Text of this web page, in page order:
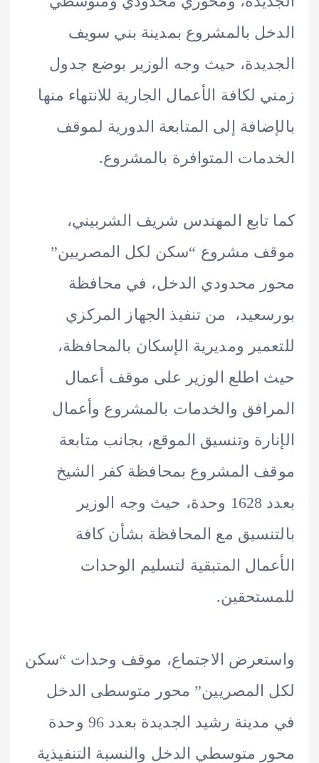
بالمشروع بمدينة بني سويف
حيث وجه الوزير بوضع جدول
لكافة الأعمال الجارية للانتهاء منها
إلى المتابعة الدورية لموقف
المتوافرة بالمشروع.
المهندس شريف الشربيني،
مشروع “سكن لكل المصريين”
محدودي الدخل، في محافظة
من تنفيذ الجهاز المركزي
ومديرية الإسكان بالمحافظة،
اطلع الوزير على موقف أعمال
والخدمات بالمشروع وأعمال
وتنسيق الموقع، بجانب متابعة
المشروع بمحافظة كفر الشيخ
بعدد 1628 وحدة، حيث وجه الوزير
مع المحافظة بشأن كافة
المتبقية لتسليم الوحدات
الاجتماع، موقف وحدات “سكن
المصريين” محور متوسطى الدخل
في مدينة رشيد الجديدة بعدد 96 وحدة
متوسطي الدخل والنسبة التنفيذية